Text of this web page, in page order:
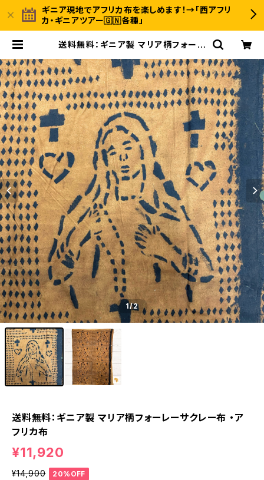
ギニア現地でアフリカ布を楽しめます！→「西アフリ
カ・ギニアツアー🇬🇳各種」
送料無料：ギニア製 マリア柄フォーレ
ALI AFRICA イヌワリアフリカ〉ギニ
ア発のアフリカ布ファッション＆ジャン
ベのオンラインストア
1/2
送料無料：ギニア製 マリア柄フォーレーサクレー布 ・ア
フリカ布
¥11,920
¥14,900
20%OFF